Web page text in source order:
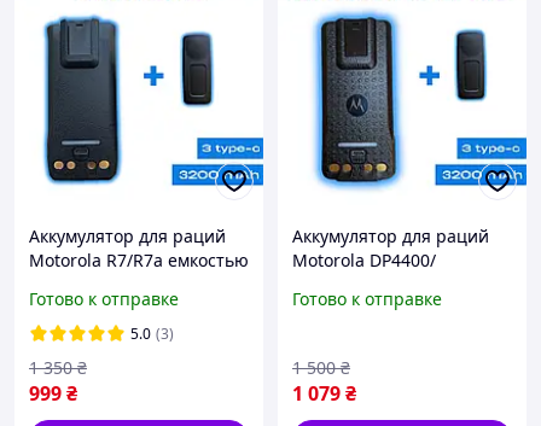
Аккумулятор для раций
Motorola R7/R7a емкостью
Type-C
Готово к отправке
5.0 (3)
999₴
1 350 ₴
Аккумулятор для раций
Motorola DP4400/
DP4600e/ DP4800/
емкостью 3200мАч
Готово к отправке
1 079₴
1 500 ₴